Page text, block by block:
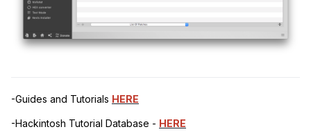
-Guides and Tutorials HERE
-Hackintosh Tutorial Database - HERE